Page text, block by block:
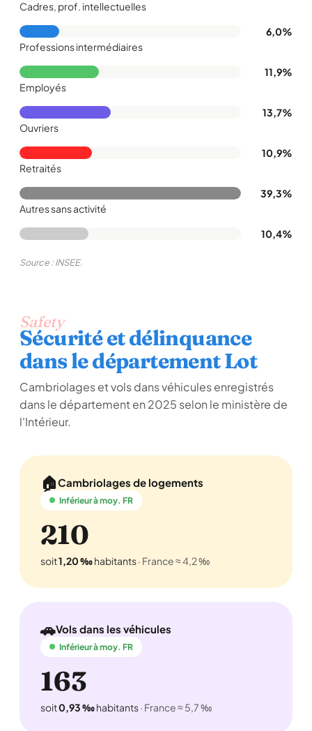
Cadres, prof. intellectuelles
6,0%
Professions intermédiaires
11,9%
Employés
13,7%
Ouvriers
10,9%
Retraités
39,3%
Autres sans activité
10,4%
Source : INSEE.
Safety
Sécurité et délinquance
dans le département Lot
Cambriolages et vols dans véhicules enregistrés
dans le département en 2025 selon le ministère de
l'Intérieur.
🏠Cambriolages de logements
Inférieur à moy. FR
210
soit1,20 ‰habitants· France ≈ 4,2 ‰
🚗Vols dans les véhicules
Inférieur à moy. FR
163
soit0,93 ‰habitants· France ≈ 5,7 ‰